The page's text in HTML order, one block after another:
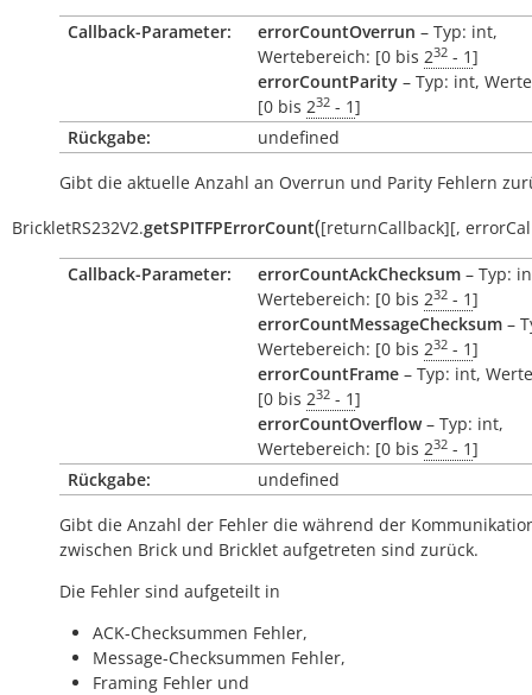
Callback-Parameter: errorCountOverrun – Typ: int,
Wertebereich: [0 bis 232 - 1]
errorCountParity – Typ: int,
[0 bis 232 - 1]
Rückgabe:
undefined
Gibt die aktuelle Anzahl an Overrun und Parity Fehlern
BrickletRS232V2.getSPITFPErrorCount([returnCallback][,
Callback-Parameter: errorCountAckChecksum – Typ:
Wertebereich: [0 bis 232 - 1]
errorCountMessageChecksum –
Wertebereich: [0 bis 232 - 1]
errorCountFrame – Typ: int,
[0 bis 232 - 1]
errorCountOverflow– Typ: int,
Wertebereich: [0 bis 232 - 1]
Rückgabe:
undefined
Gibt die Anzahl der Fehler die während der
zwischen Brick und Bricklet aufgetreten sind zurück.
Die Fehler sind aufgeteilt in
ACK-Checksummen Fehler,
Message-Checksummen Fehler,
Framing Fehler und